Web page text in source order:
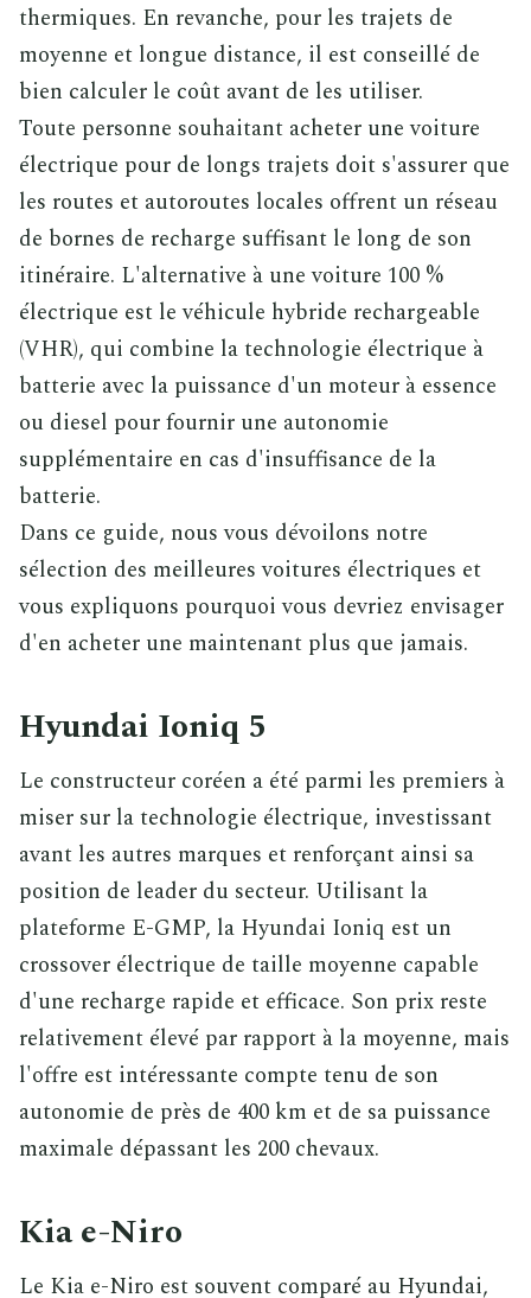
thermiques. En revanche, pour les trajets de
moyenne et longue distance, il est conseillé de
bien calculer le coût avant de les utiliser.
Toute personne souhaitant acheter une voiture
électrique pour de longs trajets doit s'assurer que
les routes et autoroutes locales offrent un réseau
de bornes de recharge suffisant le long de son
itinéraire. L'alternative à une voiture 100 %
électrique est le véhicule hybride rechargeable
(VHR), qui combine la technologie électrique à
batterie avec la puissance d'un moteur à essence
ou diesel pour fournir une autonomie
supplémentaire en cas d'insuffisance de la
batterie.
Dans ce guide, nous vous dévoilons notre
sélection des meilleures voitures électriques et
vous expliquons pourquoi vous devriez envisager
d'en acheter une maintenant plus que jamais.
Hyundai Ioniq 5
Le constructeur coréen a été parmi les premiers à
miser sur la technologie électrique, investissant
avant les autres marques et renforçant ainsi sa
position de leader du secteur. Utilisant la
plateforme E-GMP, la Hyundai Ioniq est un
crossover électrique de taille moyenne capable
d'une recharge rapide et efficace. Son prix reste
relativement élevé par rapport à la moyenne, mais
l'offre est intéressante compte tenu de son
autonomie de près de 400 km et de sa puissance
maximale dépassant les 200 chevaux.
Kia e-Niro
Le Kia e-Niro est souvent comparé au Hyundai,